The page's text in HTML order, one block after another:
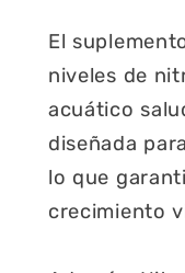
El
niveles de
acuático
diseñada
lo que
crecimiento